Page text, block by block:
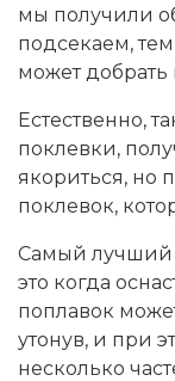
мы получили
подсекаем,
может
Естественно,
поклевки,
якориться, но
поклевок,
Самый лучший
это когда
поплавок
утонув, и при
несколько